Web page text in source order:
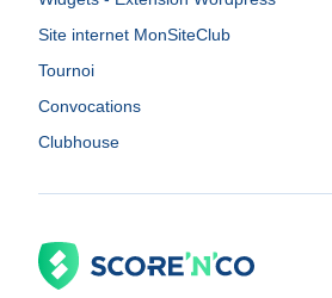
Site internet MonSiteClub
Tournoi
Convocations
Clubhouse